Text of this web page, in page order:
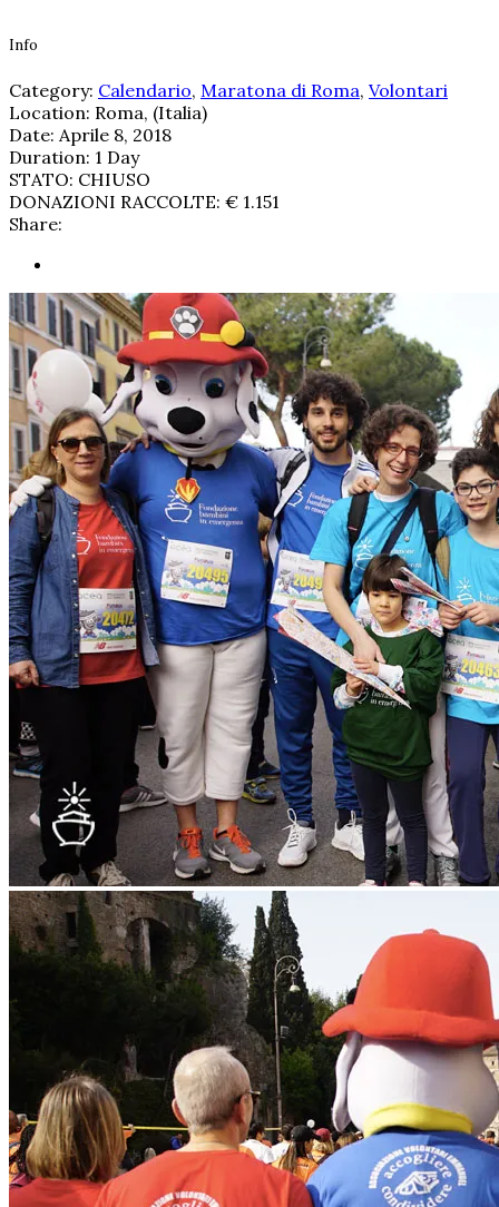
Info
Category: Calendario, Maratona di Roma, Volontari
Location: Roma, (Italia)
Date: Aprile 8, 2018
Duration: 1 Day
STATO: CHIUSO
DONAZIONI RACCOLTE: € 1.151
Share: